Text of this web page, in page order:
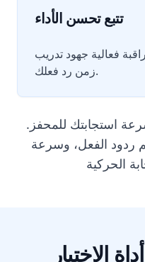
تتبع تحسن الأداء
فعالية جهود تدريب
زمن رد فعلك.
استجابتك للمحفز.
ردود الفعل، وسرعة
الاختبار